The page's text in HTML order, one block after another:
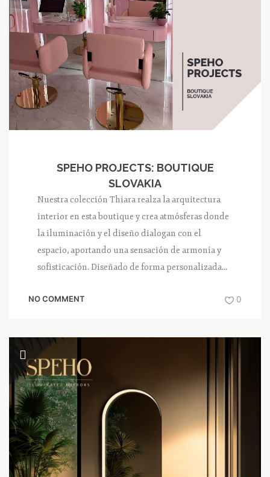
SPEHO PROJECTS: BOUTIQUE
SLOVAKIA
Nuestra colección Thiara realza la arquitectura
interior en esta boutique y crea atmósferas donde
la iluminación y el diseño dialogan con el
espacio, aportando una sensación de armonía y
sofisticación. Diseñado de forma personalizada...
NO COMMENT 0